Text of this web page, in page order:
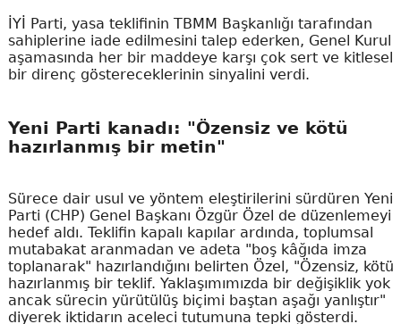
İYİ Parti, yasa teklifinin TBMM Başkanlığı tarafından
sahiplerine iade edilmesini talep ederken, Genel Kurul
aşamasında her bir maddeye karşı çok sert ve kitlesel
bir direnç göstereceklerinin sinyalini verdi.
Yeni Parti kanadı: "Özensiz ve kötü
hazırlanmış bir metin"
Sürece dair usul ve yöntem eleştirilerini sürdüren Yeni
Parti (CHP) Genel Başkanı Özgür Özel de düzenlemeyi
hedef aldı. Teklifin kapalı kapılar ardında, toplumsal
mutabakat aranmadan ve adeta "boş kâğıda imza
toplanarak" hazırlandığını belirten Özel, "Özensiz, kötü
hazırlanmış bir teklif. Yaklaşımımızda bir değişiklik yok
ancak sürecin yürütülüş biçimi baştan aşağı yanlıştır"
diyerek iktidarın aceleci tutumuna tepki gösterdi.